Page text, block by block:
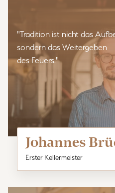
"Tradition ist nicht das
sondern das Weitergeben
des Feuers."
Johannes
Erster Kellermeister